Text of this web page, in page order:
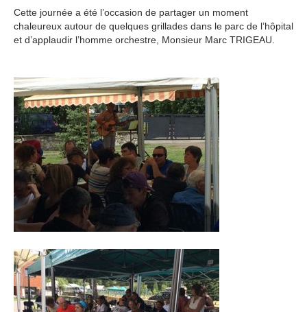
Cette journée a été l’occasion de partager un moment
chaleureux autour de quelques grillades dans le parc de l’hôpital
et d’applaudir l’homme orchestre, Monsieur Marc TRIGEAU.